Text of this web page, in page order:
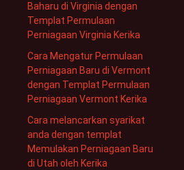
Baharu di Virginia dengan
Templat Permulaan
Perniagaan Virginia Kerika
Cara Mengatur Permulaan
Perniagaan Baru di Vermont
dengan Templat Permulaan
Perniagaan Vermont Kerika
Cara melancarkan syarikat
anda dengan templat
Memulakan Perniagaan Baru
di Utah oleh Kerika